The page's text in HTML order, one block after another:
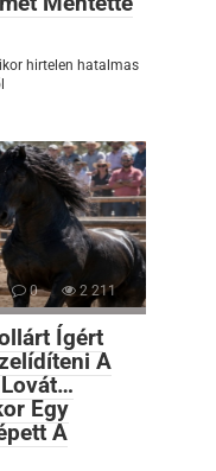
hirtelen hatalmas
0 2 211
Ígért
A
Egy
A